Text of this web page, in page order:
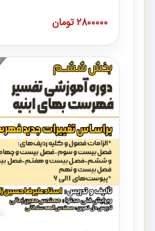
است که در دانشگاه صنعتی
نکات کلیدی مربوط به اسناد و
پیمان به همراه تجربیات
2800000 تومان